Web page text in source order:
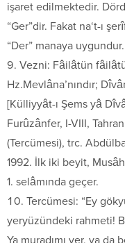
işaret edilmektedir.
“Ger”dir. Fakat na‘t-ı
“Der” manaya uygundur.
Vezni: Fâilâtün
Hz.Mevlâna’nındır;
[Külliyyât-ı Şems yâ
Furûzânfer, I-VIII,
(Tercümesi), trc.
1992. İlk iki beyit,
1. selâmında geçer.
Tercümesi: “Ey
yeryüzündeki rahmeti!
Ya muradımı ver, ya da